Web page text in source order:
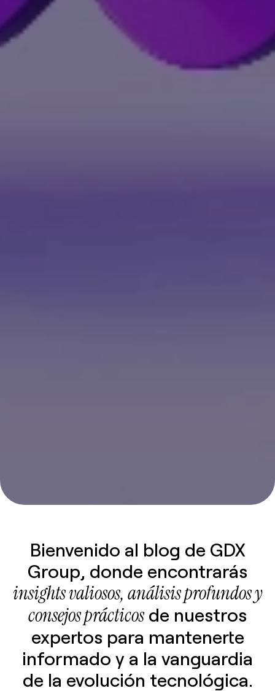
Bienvenido al blog de GDX
Group, donde encontrarás
insights valiosos, análisis profundos y
consejos prácticos de nuestros
expertos para mantenerte
informado y a la vanguardia
de la evolución tecnológica.